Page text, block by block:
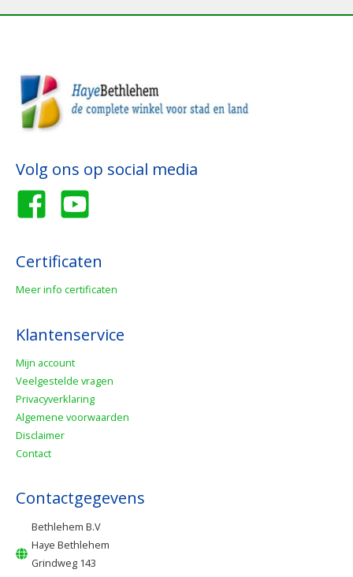
Volg ons op social media
Certificaten
Meer info certificaten
Klantenservice
Mijn account
Veelgestelde vragen
Privacyverklaring
Algemene voorwaarden
Disclaimer
Contact
Contactgegevens
Bethlehem B.V
Haye Bethlehem
Grindweg 143